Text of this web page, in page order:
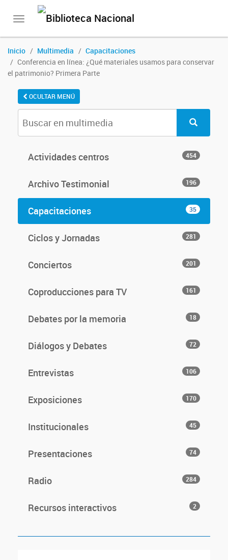
Toggle
Inicio Multimedia
Capacitaciones
Conferencia en línea: ¿Qué materiales usamos para conservar
el patrimonio? Primera Parte
OCULTAR MENÚ
Actividades centros 454
Archivo Testimonial 196
Capacitaciones 35
Ciclos y Jornadas 281
Conciertos 201
Coproducciones para TV 161
Debates por la memoria 18
Diálogos y Debates 72
Entrevistas 106
Exposiciones 170
Institucionales 45
Presentaciones 74
Radio 284
Recursos interactivos 2